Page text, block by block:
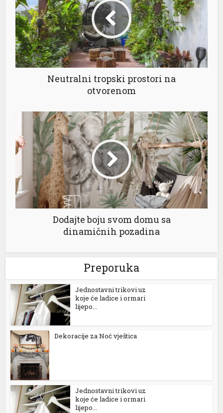
Neutralni tropski prostori na
otvorenom
Dodajte boju svom domu sa
dinamičnih pozadina
Preporuka
Jednostavni trikovi uz
koje će ladice i ormari
lijepo...
Dekoracije za Noć vještica
Jednostavni trikovi uz
koje će ladice i ormari
lijepo...